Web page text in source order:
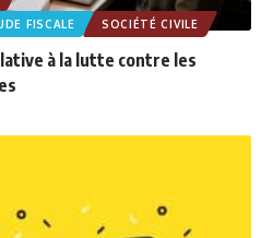
FISCALE
SOCIÉTÉ CIVILE
à la lutte contre les